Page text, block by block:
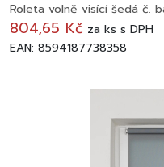
Roleta volně visící šedá č.
804,65 Kč za ks s DPH
EAN: 8594187738358